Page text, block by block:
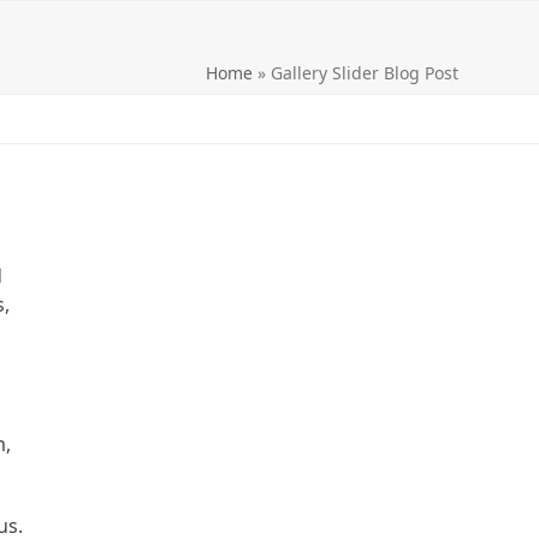
Home» Gallery Slider Blog Post